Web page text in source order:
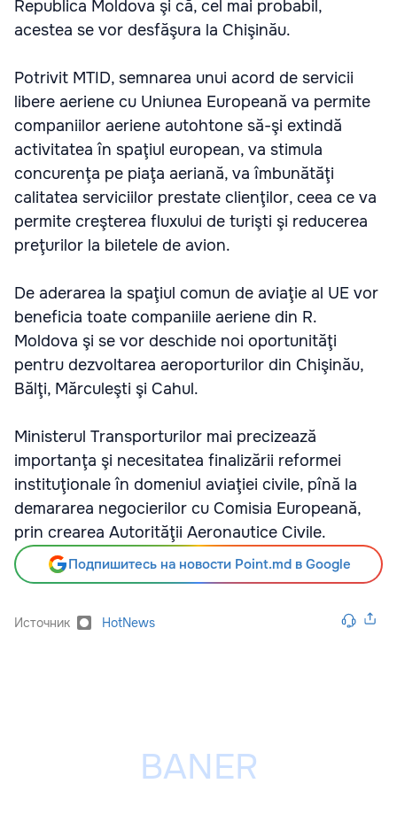
Republica Moldova şi că, cel mai probabil,
acestea se vor desfăşura la Chişinău.
Potrivit MTID, semnarea unui acord de servicii
libere aeriene cu Uniunea Europeană va permite
companiilor aeriene autohtone să-şi extindă
activitatea în spaţiul european, va stimula
concurenţa pe piaţa aeriană, va îmbunătăţi
calitatea serviciilor prestate clienţilor, ceea ce va
permite creşterea fluxului de turişti şi reducerea
preţurilor la biletele de avion.
De aderarea la spaţiul comun de aviaţie al UE vor
beneficia toate companiile aeriene din R.
Moldova şi se vor deschide noi oportunităţi
pentru dezvoltarea aeroporturilor din Chişinău,
Bălţi, Mărculeşti şi Cahul.
Ministerul Transporturilor mai precizează
importanţa şi necesitatea finalizării reformei
instituţionale în domeniul aviaţiei civile, pînă la
demararea negocierilor cu Comisia Europeană,
prin crearea Autorităţii Aeronautice Civile.
Подпишитесь на новости Point.md в Google
Источник HotNews